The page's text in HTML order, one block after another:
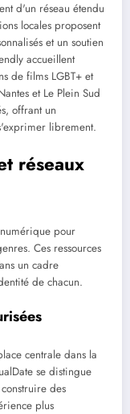
d'un réseau étendu
locales proposent
et un soutien
accueillent
de films LGBT+ et
et Le Plein Sud
offrant un
librement.
réseaux
pour
Ces ressources
un cadre
de chacun.
centrale dans la
se distingue
des
plus